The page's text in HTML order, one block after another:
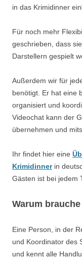
in das Krimidinner
Für noch mehr
geschrieben, dass
Darstellern gespielt
Außerdem wir für
benötigt. Er hat eine
organisiert und
Videochat kann der
übernehmen und
Ihr findet hier eine
Krimidinnerin
Gästen ist bei jedem
Warum
Eine Person, in der
und Koordinator des
und kennt alle